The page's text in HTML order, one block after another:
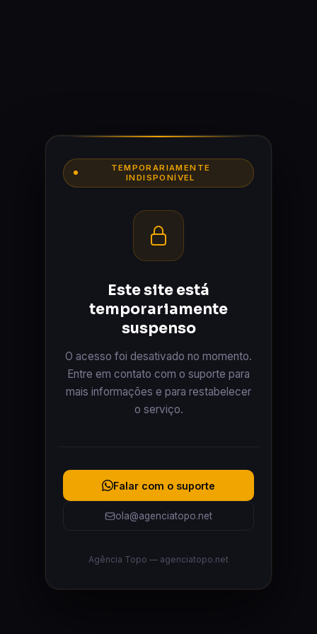
TEMPORARIAMENTE
INDISPONÍVEL
Este site está
temporariamente
suspenso
O acesso foi desativado no momento.
Entre em contato com o suporte para
mais informações e para restabelecer
o serviço.
Falar com o suporte
ola@agenciatopo.net
Agência Topo — agenciatopo.net